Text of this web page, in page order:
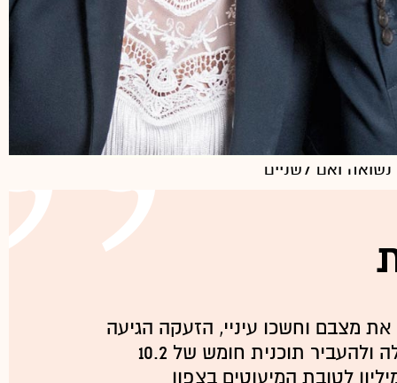
כלליים
נשואה ואם לשניים
תארים ראשונים בהיסטוריה של המזרח התיכון
ותואר שני בפילוסופיה מאוניברסיטת בן גוריון,
במשפטים מהקריה האקדמית אונו ותואר שני
מאוניברסיטת בר אילן
מצבם וחשכו עיניי, הזעקה הגיעה
לליבי, ואותי זה שכנע. לשמחתי הצלחתי לשכנע את הממשלה ולהעביר תוכנית חומש של 10.2